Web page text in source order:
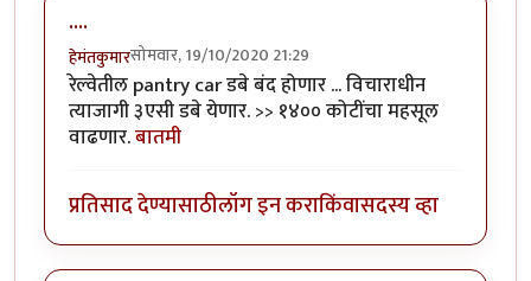
....
हेमंतकुमारसोमवार, 19/10/2020 21:29
रेल्वेतील pantry car डबे बंद होणार ... विचाराधीन
त्याजागी ३एसी डबे येणार. >> १४०० कोटींचा महसूल
वाढणार.बातमी
प्रतिसाद देण्यासाठीलॉग इन कराकिंवासदस्य व्हा